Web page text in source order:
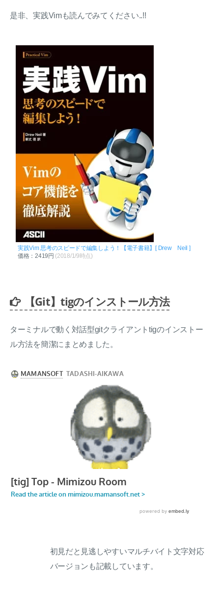
是非、実践Vimも読んでみてください..!!
実践Vim 思考のスピードで編集しよう！【電子書籍】[ Drew Neil ]
価格：2419円 (2018/1/9時点)
【Git】tigのインストール方法
ターミナルで動く対話型gitクライアントtigのインストー
ル方法を簡潔にまとめました。
初見だと見逃しやすいマルチバイト文字対応
バージョンも記載しています。